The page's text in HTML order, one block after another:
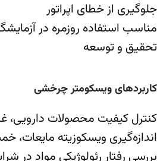
جلوگیری از خطای اپراتور
مناسب استفاده روزمره در
تحقیق و توسعه
کاربردهای ویسکومتر چرخشی
کنترل کیفیت محصولات دارویی،
اندازه‌گیری ویسکوزیته مایعات،
بررسی رفتار رئولوژیکی مواد در